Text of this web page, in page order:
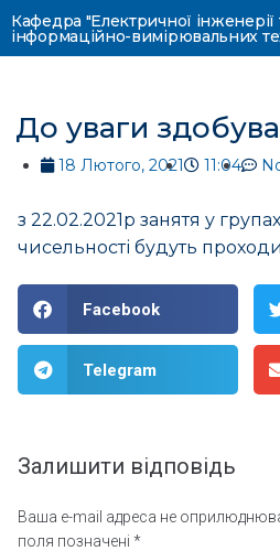
Кафедра "Електричної інженерії
інформаційно-вимірювальних
До уваги
18 Лютого, 2021 11:04
з 22.02.2021р занятя у
чисельності будуть
Facebook
Telegram
Залишити відповідь
Ваша e-mail адреса не
поля позначені *